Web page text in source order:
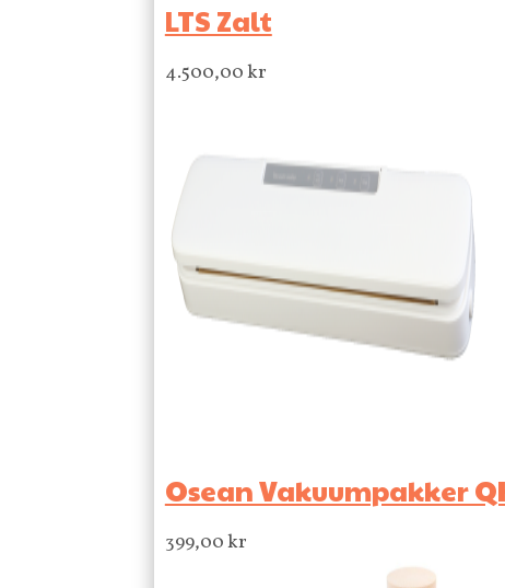
LTS Zalt
4.500,00kr
Osean Vakuumpakker
399,00kr